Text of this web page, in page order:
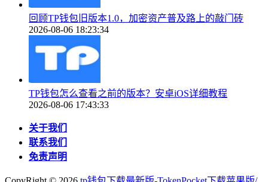
回顾TP钱包旧版本1.0，加密资产普及路上的敲门砖
2026-08-06 18:23:34
TP钱包怎么查看之前的版本？安卓iOS详细教程
2026-08-06 17:43:33
关于我们
联系我们
免责声明